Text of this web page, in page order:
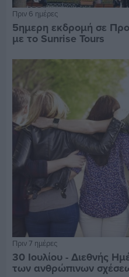
Πριν 6 ημέρες
5ημερη εκδρομή σε
με το Sunrise Tours
Πριν 7 ημέρες
30 Ιουλίου - Διεθνής
των ανθρώπινων